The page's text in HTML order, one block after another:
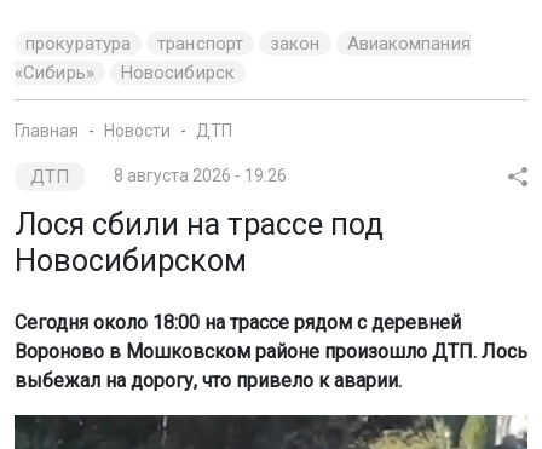
прокуратура транспорт закон
Авиакомпания
«Сибирь»
Новосибирск
Главная Новости ДТП
ДТП 8 августа 2026 - 19:26
Лося сбили на трассе под
Новосибирском
Сегодня около 18:00 на трассе рядом с деревней
Вороново в Мошковском районе произошло ДТП. Лось
выбежал на дорогу, что привело к аварии.